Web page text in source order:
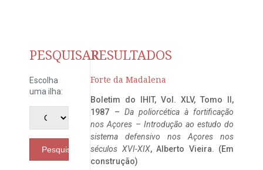
PESQUISAR
Escolha
uma ilha:
Pesquisar
RESULTADOS
Forte da Madalena
Boletim do IHIT, Vol. XLV, Tomo II,
1987 – Da poliorcética à fortificação
nos Açores – Introdução ao estudo do
sistema defensivo nos Açores nos
séculos XVI-XIX, Alberto Vieira. (Em
construção)